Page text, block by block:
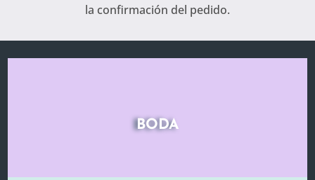
la confirmación del pedido.
BODA